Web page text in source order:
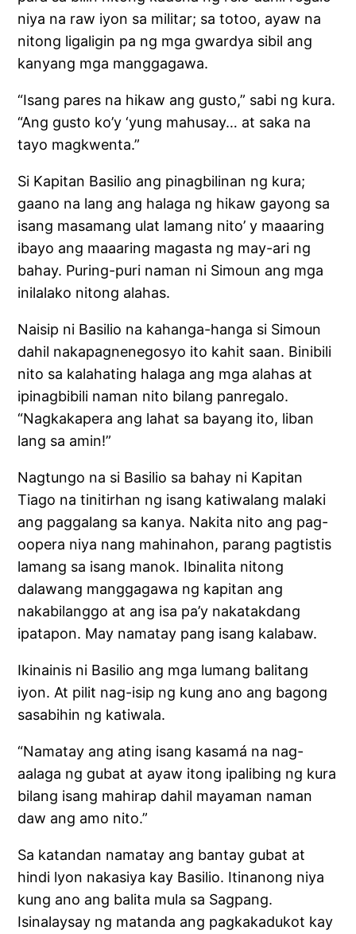
niya na raw iyon sa militar; sa totoo, ayaw na
nitong ligaligin pa ng mga gwardya sibil ang
kanyang mga manggagawa.
“Isang pares na hikaw ang gusto,” sabi ng kura.
“Ang gusto ko’y ‘yung mahusay… at saka na
tayo magkwenta.”
Si Kapitan Basilio ang pinagbilinan ng kura;
gaano na lang ang halaga ng hikaw gayong sa
isang masamang ulat lamang nito’ y maaaring
ibayo ang maaaring magasta ng may-ari ng
bahay. Puring-puri naman ni Simoun ang mga
inilalako nitong alahas.
Naisip ni Basilio na kahanga-hanga si Simoun
dahil nakapagnenegosyo ito kahit saan. Binibili
nito sa kalahating halaga ang mga alahas at
ipinagbibili naman nito bilang panregalo.
“Nagkakapera ang lahat sa bayang ito, liban
lang sa amin!”
Nagtungo na si Basilio sa bahay ni Kapitan
Tiago na tinitirhan ng isang katiwalang malaki
ang paggalang sa kanya. Nakita nito ang pag-
oopera niya nang mahinahon, parang pagtistis
lamang sa isang manok. Ibinalita nitong
dalawang manggagawa ng kapitan ang
nakabilanggo at ang isa pa’y nakatakdang
ipatapon. May namatay pang isang kalabaw.
Ikinainis ni Basilio ang mga lumang balitang
iyon. At pilit nag-isip ng kung ano ang bagong
sasabihin ng katiwala.
“Namatay ang ating isang kasamá na nag-
aalaga ng gubat at ayaw itong ipalibing ng kura
bilang isang mahirap dahil mayaman naman
daw ang amo nito.”
Sa katandan namatay ang bantay gubat at
hindi lyon nakasiya kay Basilio. Itinanong niya
kung ano ang balita mula sa Sagpang.
Isinalaysay ng matanda ang pagkakadukot kay